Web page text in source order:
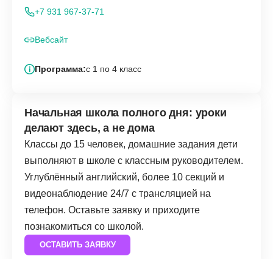
+7 931 967-37-71
Вебсайт
Программа:с 1 по 4 класс
Начальная школа полного дня: уроки
делают здесь, а не дома
Классы до 15 человек, домашние задания дети
выполняют в школе с классным руководителем.
Углублённый английский, более 10 секций и
видеонаблюдение 24/7 с трансляцией на
телефон. Оставьте заявку и приходите
познакомиться со школой.
ОСТАВИТЬ ЗАЯВКУ